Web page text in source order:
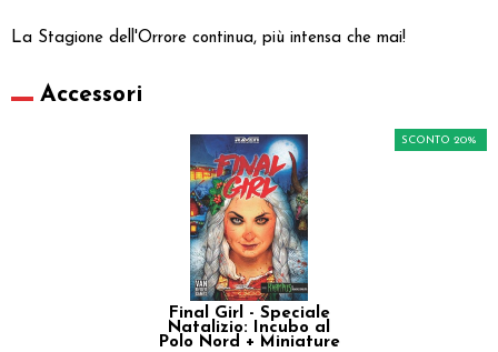
La Stagione dell'Orrore continua, più intensa che mai!
Accessori
Final Girl - Speciale
Natalizio: Incubo al
Polo Nord + Miniature
SCONTO 20%